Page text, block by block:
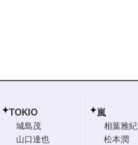
TOKIO
城島茂
山口達也
嵐
相葉雅紀
松本潤